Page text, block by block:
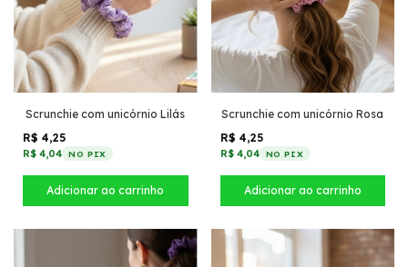
Scrunchie com unicórnio Lilás
R$ 4,25
R$ 4,04 NO PIX
Scrunchie com unicórnio Rosa
R$ 4,25
R$ 4,04 NO PIX